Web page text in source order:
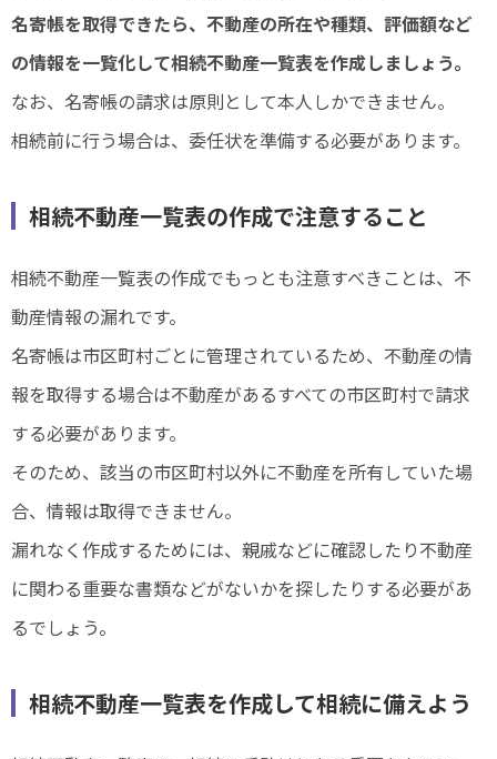
名寄帳を取得できたら、不動産の所在や種類、評価額など
の情報を一覧化して相続不動産一覧表を作成しましょう。
なお、名寄帳の請求は原則として本人しかできません。
相続前に行う場合は、委任状を準備する必要があります。
相続不動産一覧表の作成で注意すること
相続不動産一覧表の作成でもっとも注意すべきことは、不
動産情報の漏れです。
名寄帳は市区町村ごとに管理されているため、不動産の情
報を取得する場合は不動産があるすべての市区町村で請求
する必要があります。
そのため、該当の市区町村以外に不動産を所有していた場
合、情報は取得できません。
漏れなく作成するためには、親戚などに確認したり不動産
に関わる重要な書類などがないかを探したりする必要があ
るでしょう。
相続不動産一覧表を作成して相続に備えよう